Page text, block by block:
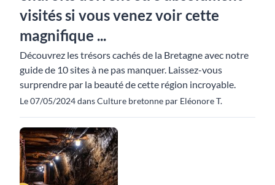
visités si vous venez voir cette
magnifique ...
Découvrez les trésors cachés de la Bretagne avec notre
guide de 10 sites à ne pas manquer. Laissez-vous
surprendre par la beauté de cette région incroyable.
Le 07/05/2024 dans Culture bretonne par Eléonore T.